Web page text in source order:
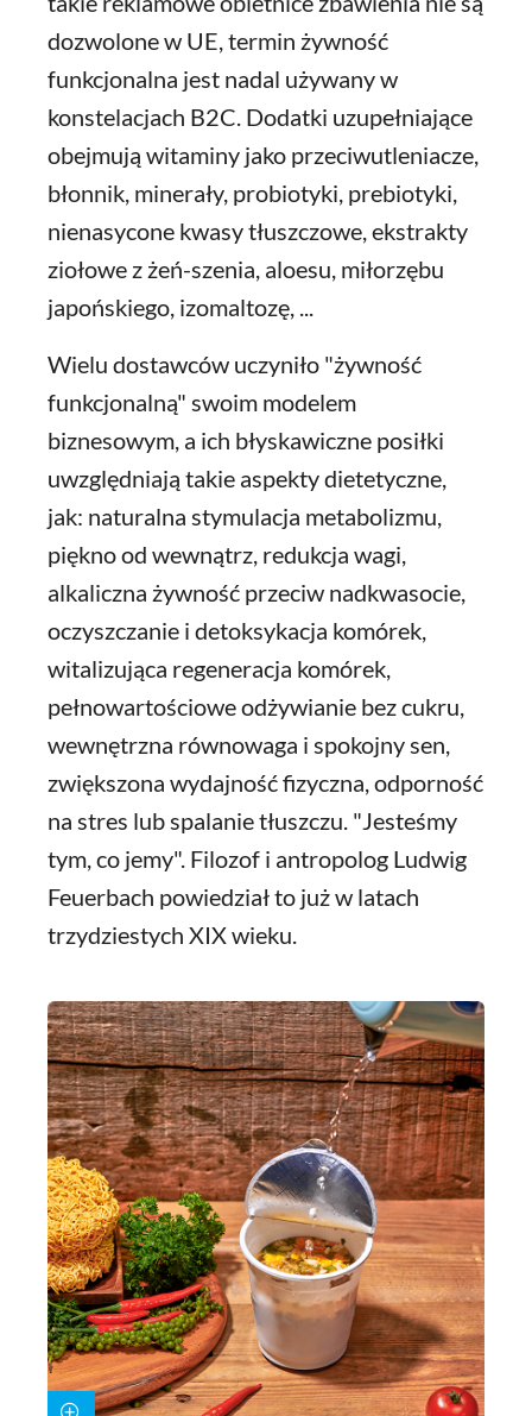
dozwolone w UE, termin żywność
funkcjonalna jest nadal używany w
konstelacjach B2C. Dodatki uzupełniające
obejmują witaminy jako przeciwutleniacze,
błonnik, minerały, probiotyki, prebiotyki,
nienasycone kwasy tłuszczowe, ekstrakty
ziołowe z żeń-szenia, aloesu, miłorzębu
japońskiego, izomaltozę, ...
Wielu dostawców uczyniło "żywność
funkcjonalną" swoim modelem
biznesowym, a ich błyskawiczne posiłki
uwzględniają takie aspekty dietetyczne,
jak: naturalna stymulacja metabolizmu,
piękno od wewnątrz, redukcja wagi,
alkaliczna żywność przeciw nadkwasocie,
oczyszczanie i detoksykacja komórek,
witalizująca regeneracja komórek,
pełnowartościowe odżywianie bez cukru,
wewnętrzna równowaga i spokojny sen,
zwiększona wydajność fizyczna, odporność
na stres lub spalanie tłuszczu. "Jesteśmy
tym, co jemy". Filozof i antropolog Ludwig
Feuerbach powiedział to już w latach
trzydziestych XIX wieku.